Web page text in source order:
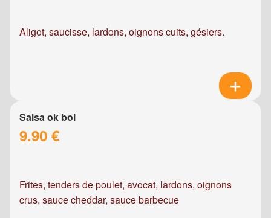
Aligot, saucisse, lardons, oignons cuits, gésiers.
Salsa ok bol
9.90 €
Frites, tenders de poulet, avocat, lardons, oignons
crus, sauce cheddar, sauce barbecue